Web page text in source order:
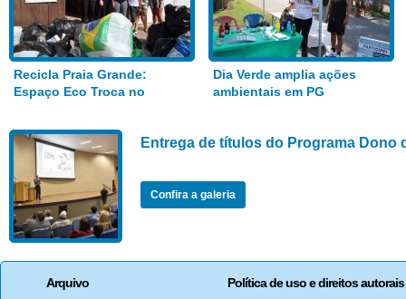
Recicla Praia Grande:
Espaço Eco Troca no
Dia Verde amplia ações
ambientais em PG
Entrega de títulos do Programa Dono
Confira a galeria
Arquivo Política de uso e direitos autorais